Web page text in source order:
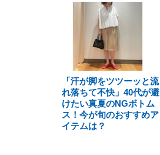
「汗が脚をツツーッと流
れ落ちて不快」40代が避
けたい真夏のNGボトム
ス！今が旬のおすすめア
イテムは？